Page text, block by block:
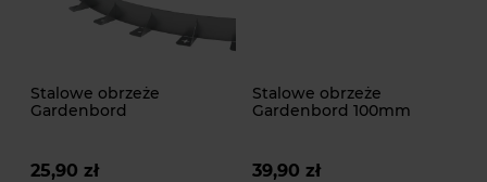
Stalowe obrzeże
Gardenbord
25,90 zł
Stalowe obrzeże
Gardenbord 100mm
39,90 zł